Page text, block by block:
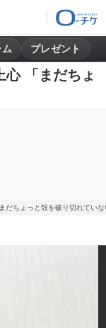
ム プレゼント
心 「まだちょ
だちょっと殻を破り切れていな